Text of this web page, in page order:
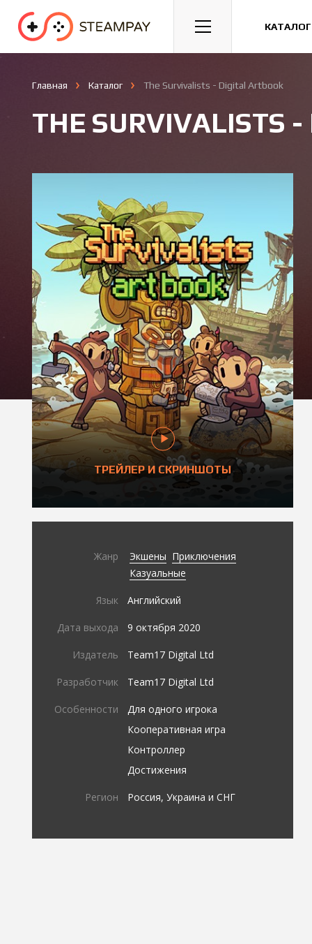
Спорт Гонки Казуальные
Главная Каталог The Survivalists - Digital Artbook
THE SURVIVALISTS
ТРЕЙЛЕР И СКРИНШОТЫ
Жанр Экшены Приключения
Казуальные
Язык Английский
Дата выхода 9 октября 2020
Издатель Team17 Digital Ltd
Разработчик Team17 Digital Ltd
Особенности
Для одного игрока
Кооперативная игра
Контроллер
Достижения
Регион Россия, Украина и СНГ